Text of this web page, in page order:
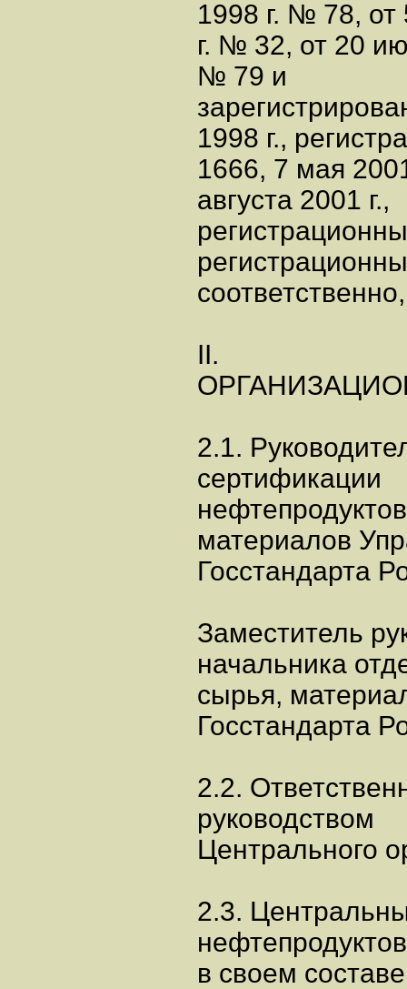
1998 г. № 78, от
г. № 32, от 20
№ 79 и
1998 г.,
1666, 7 мая
августа 2001 г.,
II.
2.1.
сертификации
материалов
Госстандарта
Заместитель
начальника
сырья,
Госстандарта
2.2.
руководством
Центрального
2.3.
в своем